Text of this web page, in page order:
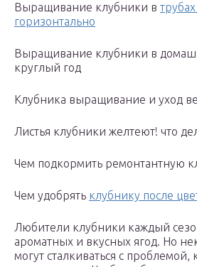
Выращивание клубники в
горизонтально
Выращивание клубники в
круглый год
Клубника выращивание и уход
Листья клубники желтеют! что
Чем подкормить ремонтантную
Чем удобрять клубнику после
Любители клубники каждый
ароматных и вкусных ягод. Но
могут сталкиваться с проблемой,